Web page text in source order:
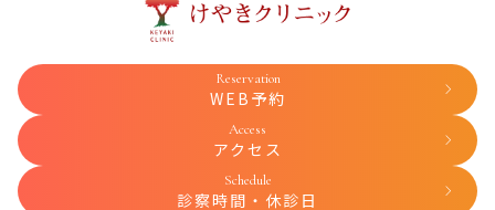
Reservation
WEB予約
Access
アクセス
Schedule
診察時間・休診日